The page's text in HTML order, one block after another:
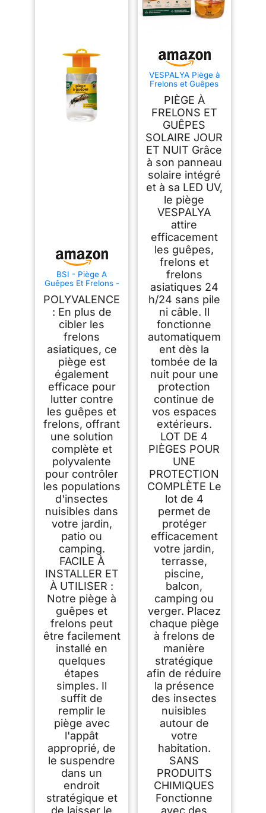
BSI - Piège A
Guêpes Et Frelons -
Asiatiques - Naturel
- Réutilisable,
Translucide / Jaune
POLYVALENCE
: En plus de
cibler les
frelons
asiatiques, ce
piège est
également
efficace pour
lutter contre
les guêpes et
frelons, offrant
une solution
complète et
polyvalente
pour contrôler
les populations
d'insectes
nuisibles dans
votre jardin,
patio ou
camping.
FACILE À
INSTALLER ET
À UTILISER :
Notre piège à
guêpes et
frelons peut
être facilement
installé en
quelques
étapes
simples. Il
suffit de
remplir le
piège avec
l'appât
approprié, de
le suspendre
dans un
endroit
stratégique et
de laisser le
VESPALYA Piège à
Frelons et Guêpes
Solaire Lot de 4 –
Piège à Frelons
Asiatiques
Réutilisable avec
LED UV – sans
Produits Chimiques
– Piège Extérieur
pour Jardin,
Terrasse, Piscine et
Balcon
PIÈGE À
FRELONS ET
GUÊPES
SOLAIRE JOUR
ET NUIT Grâce
à son panneau
solaire intégré
et à sa LED UV,
le piège
VESPALYA
attire
efficacement
les guêpes,
frelons et
frelons
asiatiques 24
h/24 sans pile
ni câble. Il
fonctionne
automatiquem
ent dès la
tombée de la
nuit pour une
protection
continue de
vos espaces
extérieurs.
LOT DE 4
PIÈGES POUR
UNE
PROTECTION
COMPLÈTE Le
lot de 4
permet de
protéger
efficacement
votre jardin,
terrasse,
piscine,
balcon,
camping ou
verger. Placez
chaque piège
à frelons de
manière
stratégique
afin de réduire
la présence
des insectes
nuisibles
autour de
votre
habitation.
SANS
PRODUITS
CHIMIQUES
Fonctionne
avec des